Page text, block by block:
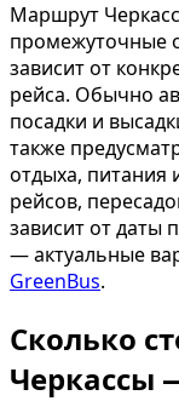
Маршрут
промежуточные
зависит от
рейса. Обычно
посадки и
также
отдыха, питания
рейсов,
зависит от даты
— актуальные
GreenBus.
Сколько
Черкассы